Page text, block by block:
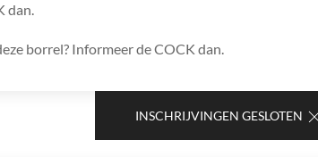
dan.
borrel? Informeer de COCK dan.
INSCHRIJVINGEN GESLOTEN